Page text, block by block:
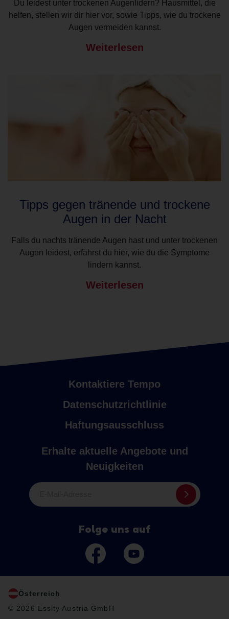
Du leidest unter trockenen Augenlidern? Hausmittel, die
helfen, stellen wir dir hier vor, sowie Tipps, wie du trockene
Augen vermeiden kannst.
Weiterlesen
Tipps gegen tränende und trockene
Augen in der Nacht
Falls du nachts tränende Augen hast und unter trockenen
Augen leidest, erfährst du hier, wie du die Symptome
lindern kannst.
Weiterlesen
Kontaktiere Tempo
Datenschutzrichtlinie
Haftungsausschluss
Erhalte aktuelle Angebote und
Neuigkeiten
Folge uns auf
Österreich
© 2026 Essity Austria GmbH